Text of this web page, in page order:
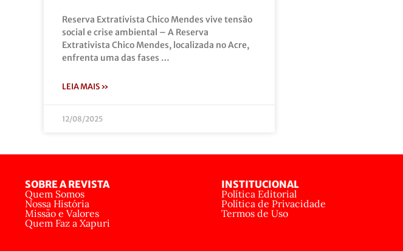
Reserva Extrativista Chico Mendes vive tensão
social e crise ambiental – A Reserva
Extrativista Chico Mendes, localizada no Acre,
enfrenta uma das fases …
LEIA MAIS »
12/08/2025
SOBRE A REVISTA
Quem Somos
Nossa História
Missão e Valores
Quem Faz a Xapuri
INSTITUCIONAL
Política Editorial
Política de Privacidade
Termos de Uso